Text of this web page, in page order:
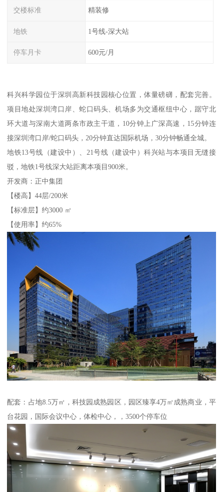
交楼标准 精装修
地铁 1号线-深大站
停车月卡 600元/月
科兴科学园位于深圳高新科技园核心位置，体量磅礴，配套完善。
项目地处深圳湾口岸、蛇口码头、机场多为交通枢纽中心，踞守北
环大道与深南大道两条市政主干道，10分钟上广深高速，15分钟连
接深圳湾口岸/蛇口码头，20分钟直达国际机场，30分钟畅通全城。
地铁13号线（建设中）、21号线（建设中）科兴站与本项目无缝接
驳，地铁1号线深大站距离本项目900米。
开发商：正中集团
【楼高】44层/200米
【标准层】约3000 ㎡
【使用率】约65%
配套：占地8.5万㎡，科技园成熟园区，园区臻享4万㎡成熟商业，平
台花园，国际会议中心，体检中心，，3500个停车位